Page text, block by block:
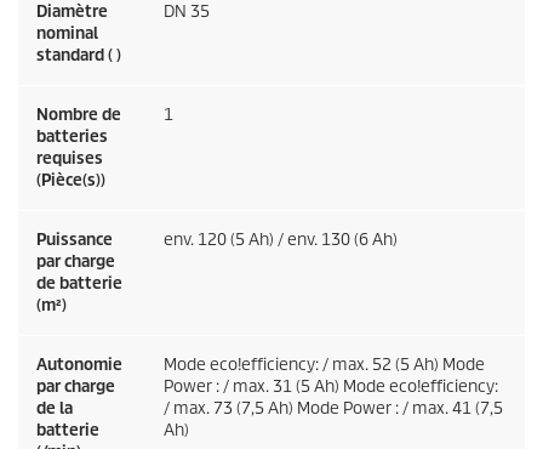
Diamètre
nominal
standard ( )
DN 35
Nombre de
batteries
requises
(Pièce(s))
1
Puissance
par charge
de batterie
(m²)
env. 120 (5 Ah) / env. 130 (6 Ah)
Autonomie
par charge
de la
batterie
Mode eco!efficiency: / max. 52 (5 Ah) Mode
Power : / max. 31 (5 Ah) Mode eco!efficiency:
/ max. 73 (7,5 Ah) Mode Power : / max. 41 (7,5
Ah)